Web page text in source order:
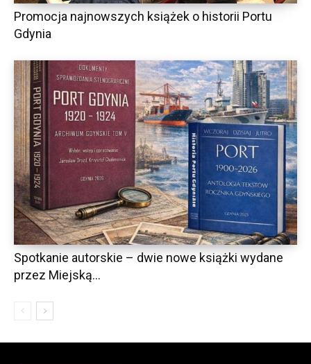
Promocja najnowszych książek o historii Portu
Gdynia
Spotkanie autorskie – dwie nowe książki wydane
przez Miejską...